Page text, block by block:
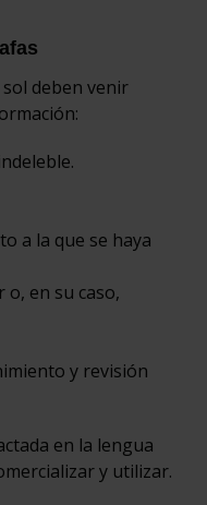
sol deben venir
a la que se haya
o, en su caso,
y revisión
en la lengua
y utilizar.